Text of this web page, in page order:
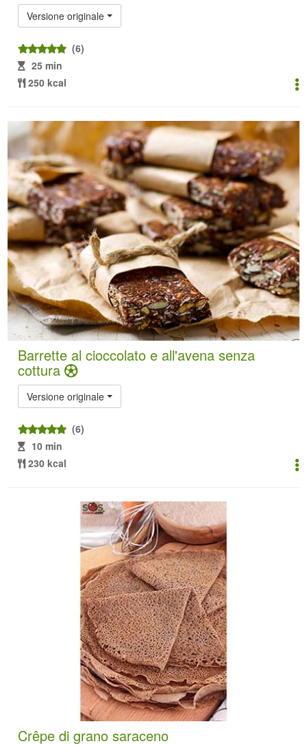
Versione originale
(6)
25 min
250 kcal
Barrette al cioccolato e all'avena senza
cottura
Versione originale
(6)
10 min
230 kcal
Crêpe di grano saraceno